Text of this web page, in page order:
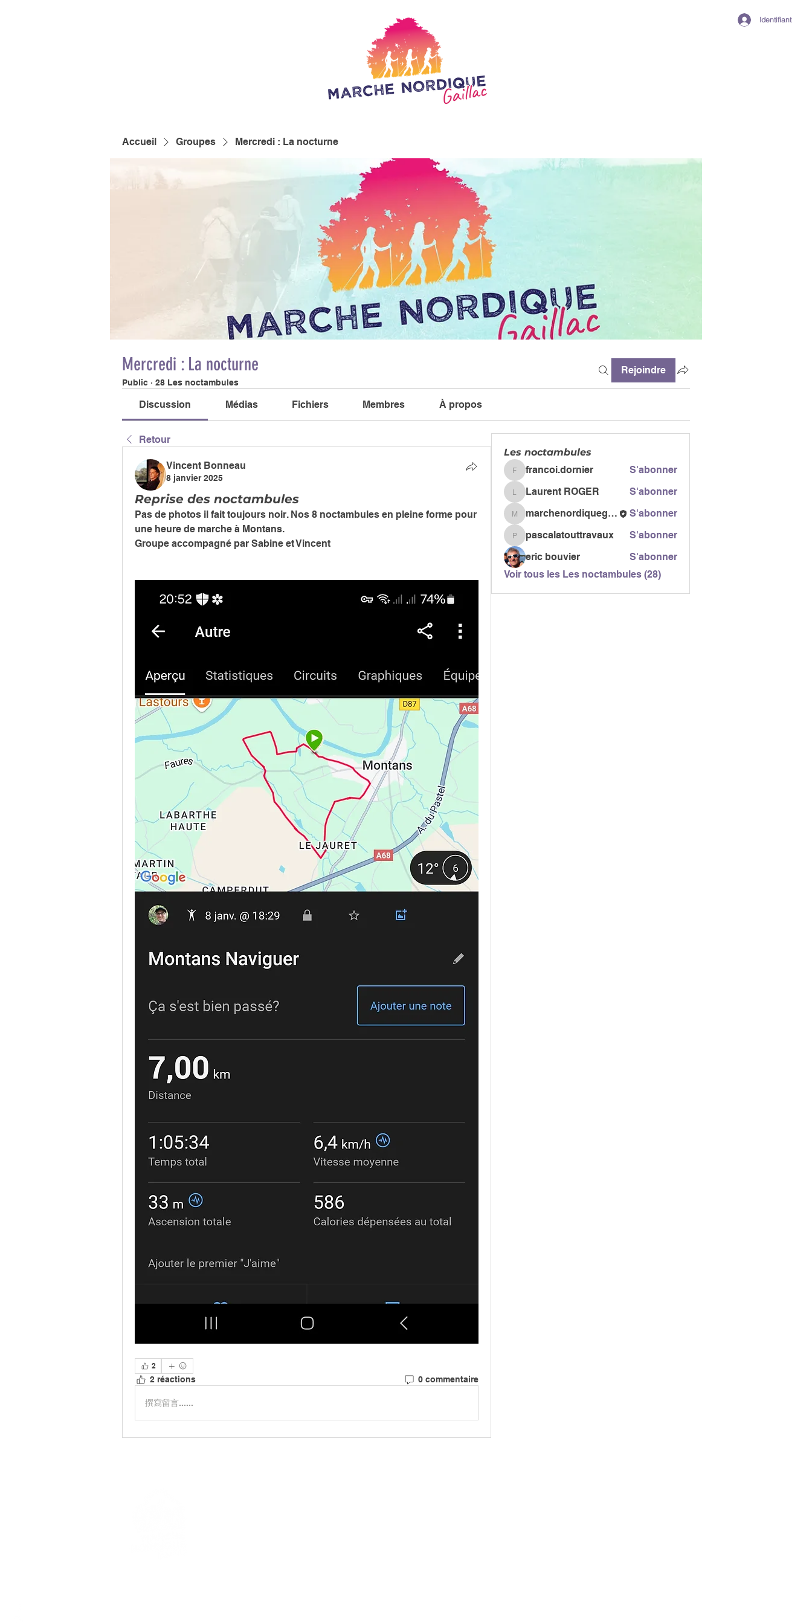
Identifiant
Accueil Groupes Mercredi : La nocturne
Mercredi : La nocturne
Public · 28 Les noctambules
Rejoindre
Discussion Médias Fichiers Membres À propos
Retour
Vincent Bonneau
8 janvier 2025
Reprise des noctambules
Pas de photos il fait toujours noir. Nos 8 noctambules en pleine forme pour
une heure de marche à Montans.
Groupe accompagné par Sabine et Vincent
2
2 réactions 0 commentaire
撰寫留言......
Les noctambules
francoi.dornier
francoi.dornier S'abonner
Laurent ROGER
Laurent ROGER S'abonner
marchenordiquegail
marchenordiquegail S'abonner
pascalatouttravaux
pascalatouttravaux
S'abonner
eric bouvier
S'abonner
Voir tous les Les noctambules (28)